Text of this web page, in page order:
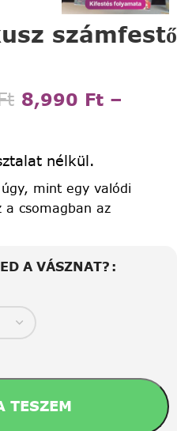
számfestő
8,990 Ft –
nélkül.
mint egy valódi
a csomagban az
A VÁSZNAT?
TESZEM